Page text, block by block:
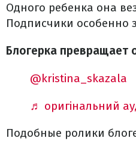
Одного ребенка она
Подписчики особенно
Блогерка превращает
@kristina_skazala
♬ оригінальний
Подобные ролики